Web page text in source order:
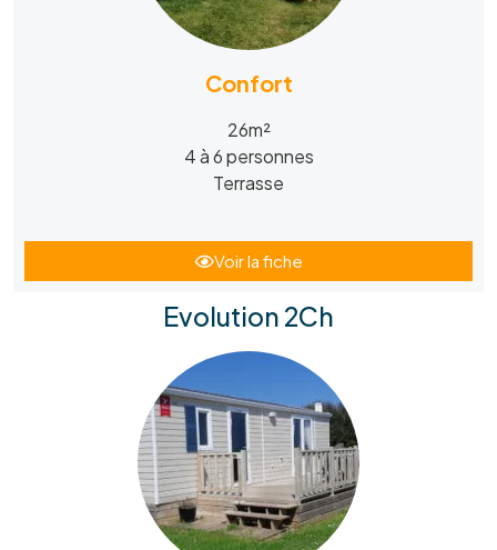
Confort
26m²
4 à 6 personnes
Terrasse
Voir la fiche
Evolution 2Ch